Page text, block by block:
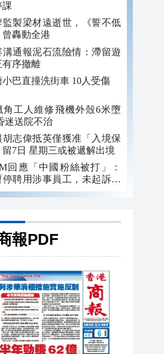
課
監製梁材遠逝世，《誓不低
曾轟動全港
溝通報泥石流險情：滯留遊
有序撤離
小巴直撞洗街車 10人受傷
角工人維修飛機外殼6米墮
迷送院不治
胡志偉抵英僅獲准「入境保
留7日 星期三或被遞解出境
回應「中國粉絲被打」：
停聘用涉事員工，未起訴事
報PDF